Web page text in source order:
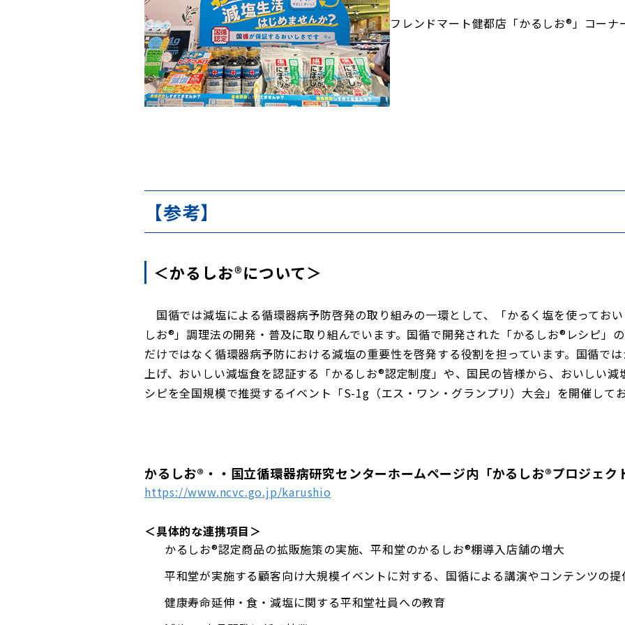
フレンドマート健都店「かるしお®」コーナ
【参考】
＜かるしお®について＞
国循では減塩による循環器病予防啓発の取り組みの一環として、「かるく塩を使ってお
しお®」調理法の開発・普及に取り組んでいます。国循で開発された「かるしお®レシピ」
だけではなく循環器病予防における減塩の重要性を啓発する役割を担っています。国循で
上げ、おいしい減塩食を認証する「かるしお®認定制度」や、国民の皆様から、おいしい
シピを全国規模で推奨するイベント「S-1g（エス・ワン・グランプリ）大会」を開催して
かるしお®・・国立循環器病研究センターホームページ内「かるしお®プロジェク
https://www.ncvc.go.jp/karushio
＜具体的な連携項目＞
かるしお®認定商品の拡販施策の実施、平和堂のかるしお®棚導入店舗の増大
平和堂が実施する顧客向け大規模イベントに対する、国循による講演やコンテンツの提
健康寿命延伸・食・減塩に関する平和堂社員への教育